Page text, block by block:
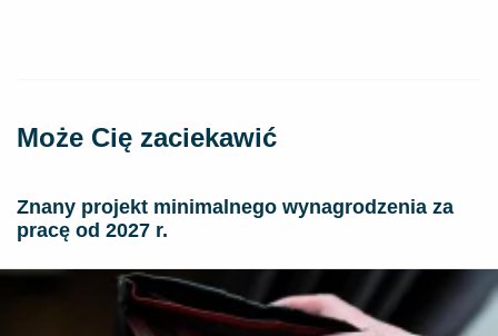
Może Cię zaciekawić
Znany projekt minimalnego wynagrodzenia za
pracę od 2027 r.